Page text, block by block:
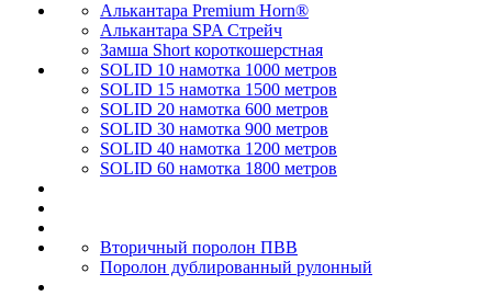
Алькантара Premium Horn®
Алькантара SPA Стрейч
Замша Short короткошерстная
SOLID 10 намотка 1000 метров
SOLID 15 намотка 1500 метров
SOLID 20 намотка 600 метров
SOLID 30 намотка 900 метров
SOLID 40 намотка 1200 метров
SOLID 60 намотка 1800 метров
Вторичный поролон ПВВ
Поролон дублированный рулонный